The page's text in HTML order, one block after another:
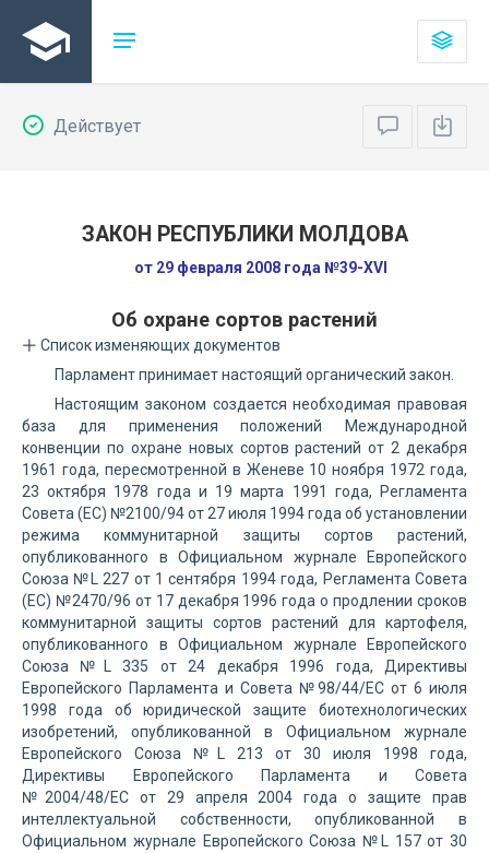
Действует
ЗАКОН РЕСПУБЛИКИ МОЛДОВА
от 29 февраля 2008 года №39-XVI
Об охране сортов растений
Список изменяющих документов
Парламент принимает настоящий органический закон.
Настоящим законом создается необходимая правовая
база для применения положений Международной
конвенции по охране новых сортов растений от 2 декабря
1961 года, пересмотренной в Женеве 10 ноября 1972 года,
23 октября 1978 года и 19 марта 1991 года, Регламента
Совета (ЕС) №2100/94 от 27 июля 1994 года об установлении
режима коммунитарной защиты сортов растений,
опубликованного в Официальном журнале Европейского
Союза №L 227 от 1 сентября 1994 года, Регламента Совета
(ЕС) №2470/96 от 17 декабря 1996 года о продлении сроков
коммунитарной защиты сортов растений для картофеля,
опубликованного в Официальном журнале Европейского
Союза №L 335 от 24 декабря 1996 года, Директивы
Европейского Парламента и Совета №98/44/EC от 6 июля
1998 года об юридической защите биотехнологических
изобретений, опубликованной в Официальном журнале
Европейского Союза №L 213 от 30 июля 1998 года,
Директивы Европейского Парламента и Совета
№2004/48/EC от 29 апреля 2004 года о защите прав
интеллектуальной собственности, опубликованной в
Официальном журнале Европейского Союза №L 157 от 30